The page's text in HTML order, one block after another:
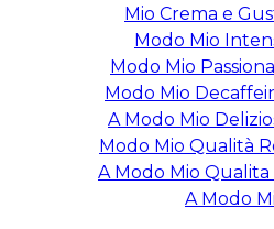
Mio Crema e
Modo Mio
Modo Mio
Modo Mio
A Modo Mio
Modo Mio Qualità
A Modo Mio Qualita
A Modo